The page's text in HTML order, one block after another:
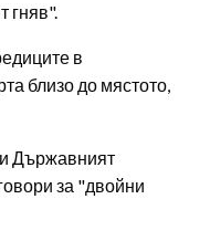
гняв".
в
близо до мястото,
Държавният
за "двойни